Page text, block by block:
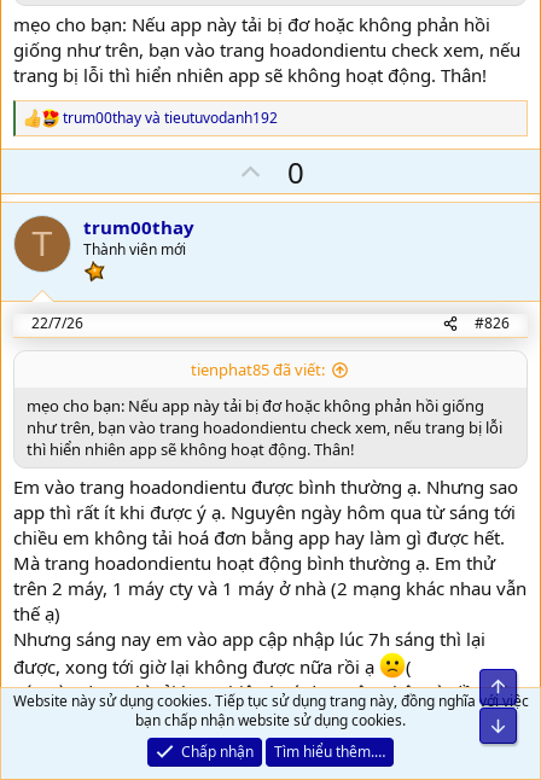
mẹo cho bạn: Nếu app này tải bị đơ hoặc không phản hồi
giống như trên, bạn vào trang hoadondientu check xem, nếu
trang bị lỗi thì hiển nhiên app sẽ không hoạt động. Thân!
R
e
t
i
n
:
trum00thayvà tieutuvodanh192
U
p
e
0
T trum00thay
Thành viên mới
22/7/26 #826
tienphat85 đã viết:
mẹo cho bạn: Nếu app này tải bị đơ hoặc không phản hồi giống
như trên, bạn vào trang hoadondientu check xem, nếu trang bị lỗi
thì hiển nhiên app sẽ không hoạt động. Thân!
Em vào trang hoadondientu được bình thường ạ. Nhưng sao
app thì rất ít khi được ý ạ. Nguyên ngày hôm qua từ sáng tới
chiều em không tải hoá đơn bằng app hay làm gì được hết.
Mà trang hoadondientu hoạt động bình thường ạ. Em thử
trên 2 máy, 1 máy cty và 1 máy ở nhà (2 mạng khác nhau vẫn
thế ạ)
Nhưng sáng nay em vào app cập nhập lúc 7h sáng thì lại
được, xong tới giờ lại không được nữa rồi ạ
(
Lúc vào được thì tải bao nhiêu hoá đơn, cập nhập từ đầu năm
tới giờ rất chuẩn, mà lúc không vào được em có chỉnh thời
gian trong vòng 1 ngày cũng không được.
Website này sử dụng cookies. Tiếp tục sử dụng trang này, đồng nghĩa với việc
bạn chấp nhận website sử dụng cookies.
Chấp nhận
Tìm hiểu thêm.…